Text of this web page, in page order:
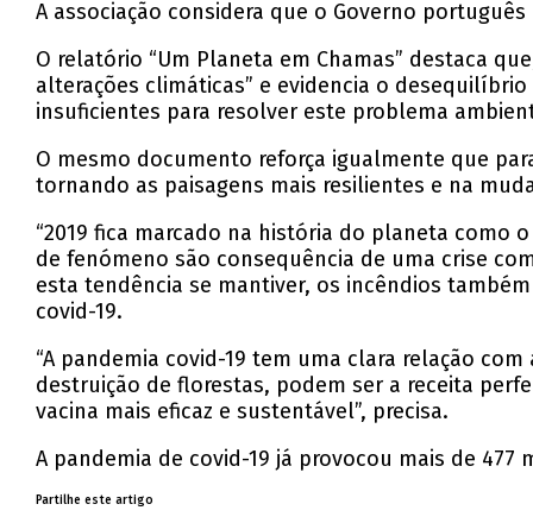
A associação considera que o Governo
O relatório “Um Planeta em Chamas” destaca
alterações climáticas” e evidencia o
insuficientes para resolver este problema
O mesmo documento reforça igualmente que
tornando as paisagens mais resilientes e na
“2019 fica marcado na história do planeta como
de fenómeno são consequência de uma crise
esta tendência se mantiver, os incêndios
covid-19.
“A pandemia covid-19 tem uma clara relação
destruição de florestas, podem ser a receita
vacina mais eficaz e sustentável”, precisa.
A pandemia de covid-19 já provocou mais de
Partilhe este artigo